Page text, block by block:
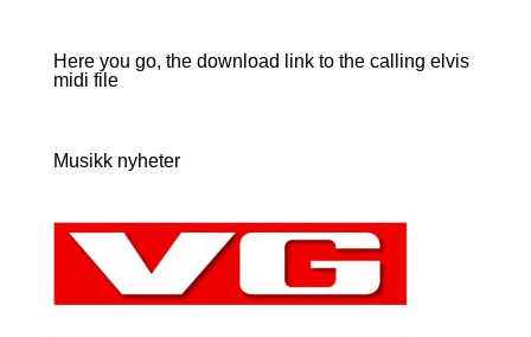
Here you go, the download link to the calling elvis
midi file
Musikk nyheter